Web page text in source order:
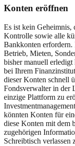
Konten eröffnen
Es ist kein Geheimnis,
Kontrolle sowie alle
Bankkonten
Betrieb, Mieten,
bisher manuell
bei Ihrem
dieser Konten schnell
Fondsverwalter in der
einzige Plattform zu
könnten Konten für
diese Konten mit dem
zugehörigen
Schreibtisch verlassen